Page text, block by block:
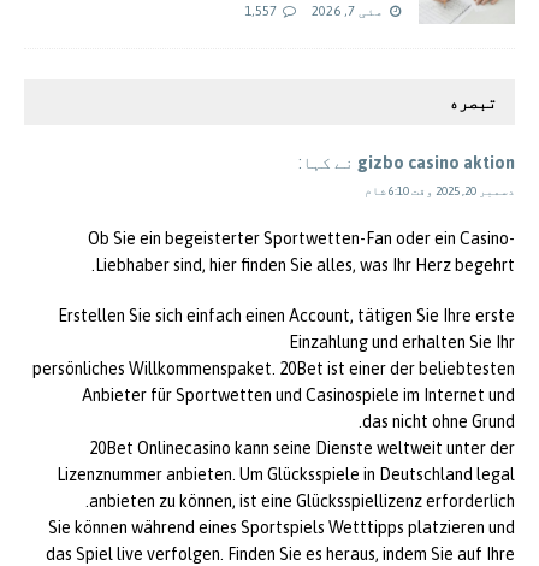
مئی 7, 2026 1,557
تبصره
gizbo casino aktion نے کہا:
دسمبر 20, 2025 وقت 6:10 شام
Ob Sie ein begeisterter Sportwetten-Fan oder ein Casino-
Liebhaber sind, hier finden Sie alles, was Ihr Herz begehrt.
Erstellen Sie sich einfach einen Account, tätigen Sie Ihre erste
Einzahlung und erhalten Sie Ihr
persönliches Willkommenspaket. 20Bet ist einer der beliebtesten
Anbieter für Sportwetten und Casinospiele im Internet und
das nicht ohne Grund.
20Bet Onlinecasino kann seine Dienste weltweit unter der
Lizenznummer anbieten. Um Glücksspiele in Deutschland legal
anbieten zu können, ist eine Glücksspiellizenz erforderlich.
Sie können während eines Sportspiels Wetttipps platzieren und
das Spiel live verfolgen. Finden Sie es heraus, indem Sie auf Ihre